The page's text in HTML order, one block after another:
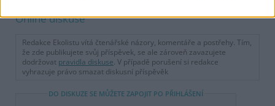
Online diskuse
Redakce Ekolistu vítá čtenářské názory, komentáře a postřehy. Tím,
že zde publikujete svůj příspěvek, se ale zároveň zavazujete
dodržovat pravidla diskuse. V případě porušení si redakce
vyhrazuje právo smazat diskusní příspěvěk
DO DISKUZE SE MŮŽETE ZAPOJIT PO PŘIHLÁŠENÍ